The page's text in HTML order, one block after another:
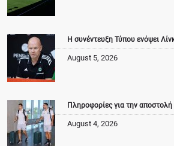
Η συνέντευξη Τύπου ενόψει
August 5, 2026
Πληροφορίες για την αποστολή
August 4, 2026